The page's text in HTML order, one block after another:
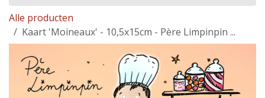
Alle producten
Kaart 'Moineaux' - 10,5x15cm - Père Limpinpin ...